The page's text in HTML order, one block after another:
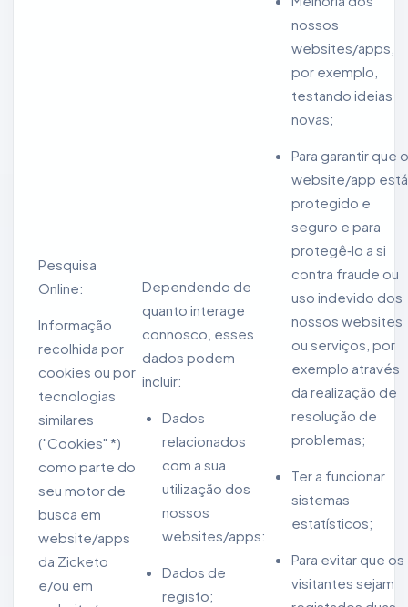
Pesquisa
Online:
Informação
recolhida por
cookies ou por
tecnologias
similares
("Cookies" *)
como parte do
seu motor de
busca em
website/apps
da Zicketo
e/ou em
Dependendo de
quanto interage
connosco, esses
dados podem
incluir:
Dados
relacionados
com a sua
utilização dos
nossos
websites/apps:
Dados de
registo;
nossos
websites/apps,
por exemplo,
testando ideias
novas;
Para garantir que o
website/app está
protegido e
seguro e para
protegê‑lo a si
contra fraude ou
uso indevido dos
nossos websites
ou serviços, por
exemplo através
da realização de
resolução de
problemas;
Ter a funcionar
sistemas
estatísticos;
Para evitar que os
visitantes sejam